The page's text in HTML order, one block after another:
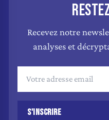
Recevez notre
analyses et
S'INSCRIRE